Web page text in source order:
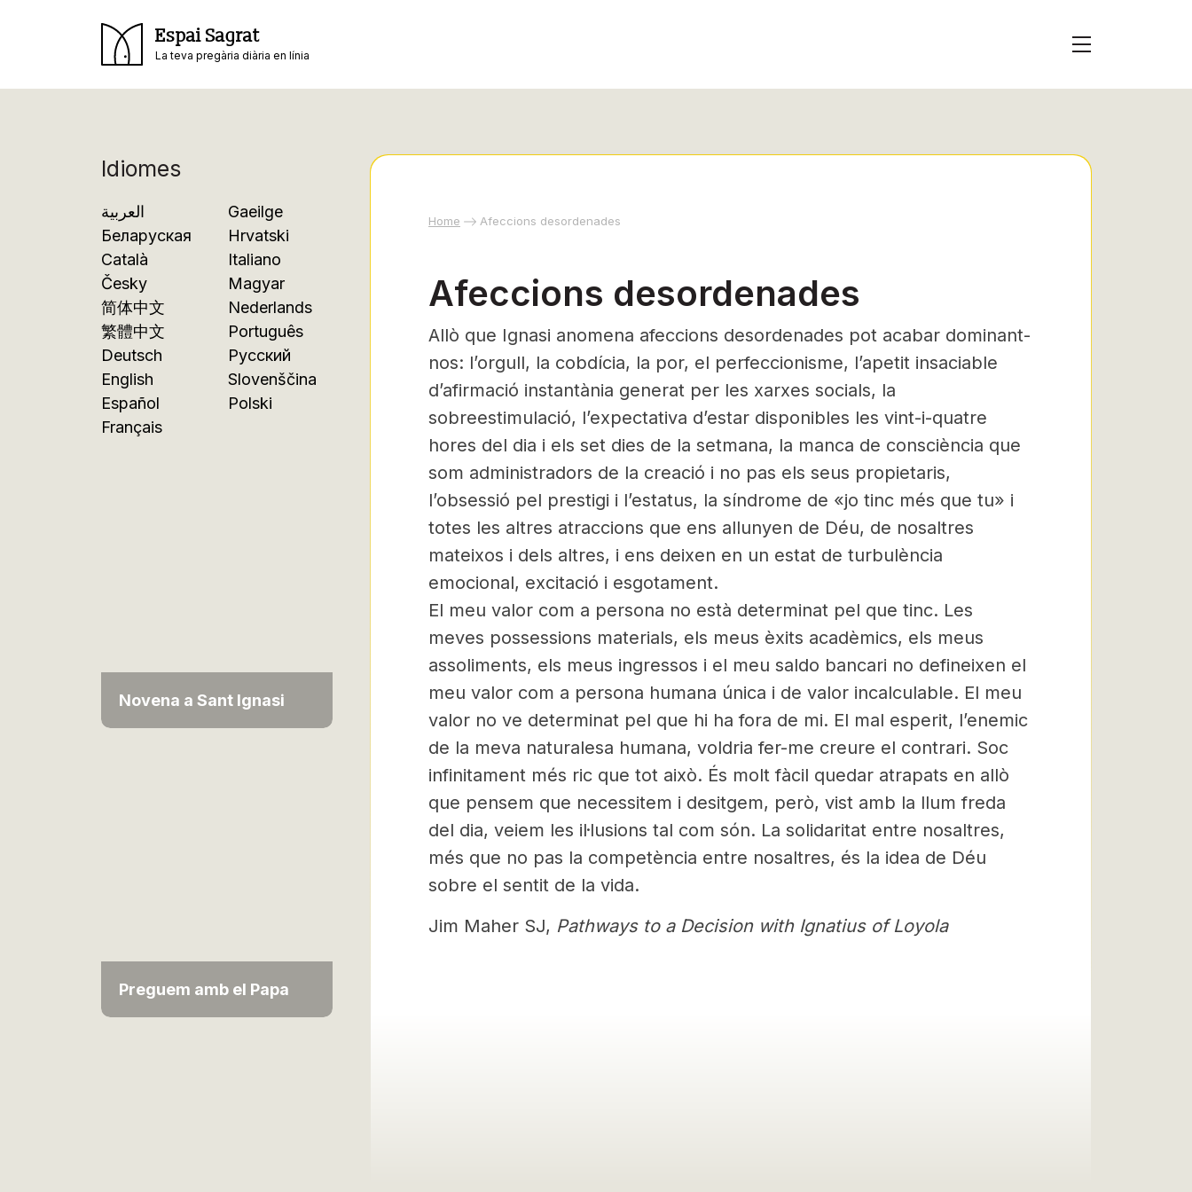
Espai Sagrat
La teva pregària diària en línia
Idiomes
العربية
Беларуская
Català
Česky
简体中文
繁體中文
Deutsch
English
Español
Français
Gaeilge
Hrvatski
Italiano
Magyar
Nederlands
Português
Русский
Slovenščina
Polski
Novena a Sant Ignasi
Preguem amb el Papa
Home Afeccions desordenades
Afeccions desordenades
Allò que Ignasi anomena afeccions desordenades pot acabar dominant-
nos: l’orgull, la cobdícia, la por, el perfeccionisme, l’apetit insaciable
d’afirmació instantània generat per les xarxes socials, la
sobreestimulació, l’expectativa d’estar disponibles les vint-i-quatre
hores del dia i els set dies de la setmana, la manca de consciència que
som administradors de la creació i no pas els seus propietaris,
l’obsessió pel prestigi i l’estatus, la síndrome de «jo tinc més que tu» i
totes les altres atraccions que ens allunyen de Déu, de nosaltres
mateixos i dels altres, i ens deixen en un estat de turbulència
emocional, excitació i esgotament.
El meu valor com a persona no està determinat pel que tinc. Les
meves possessions materials, els meus èxits acadèmics, els meus
assoliments, els meus ingressos i el meu saldo bancari no defineixen el
meu valor com a persona humana única i de valor incalculable. El meu
valor no ve determinat pel que hi ha fora de mi. El mal esperit, l’enemic
de la meva naturalesa humana, voldria fer-me creure el contrari. Soc
infinitament més ric que tot això. És molt fàcil quedar atrapats en allò
que pensem que necessitem i desitgem, però, vist amb la llum freda
del dia, veiem les il·lusions tal com són. La solidaritat entre nosaltres,
més que no pas la competència entre nosaltres, és la idea de Déu
sobre el sentit de la vida.
Jim Maher SJ, Pathways to a Decision with Ignatius of Loyola